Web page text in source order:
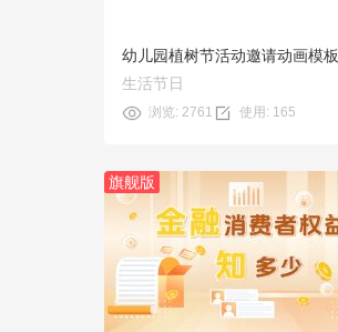
幼儿园植树节活动邀请动画模板
生活节日
浏览: 2761 使用: 165
旗舰版
预览
使用